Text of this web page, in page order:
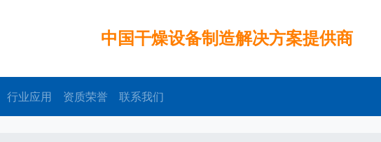
中国干燥设备制造解决方案提供商
行业应用 资质荣誉 联系我们